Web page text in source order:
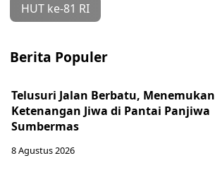
HUT ke-81 RI
Berita Populer
Telusuri Jalan Berbatu, Menemukan
Ketenangan Jiwa di Pantai Panjiwa
Sumbermas
8 Agustus 2026